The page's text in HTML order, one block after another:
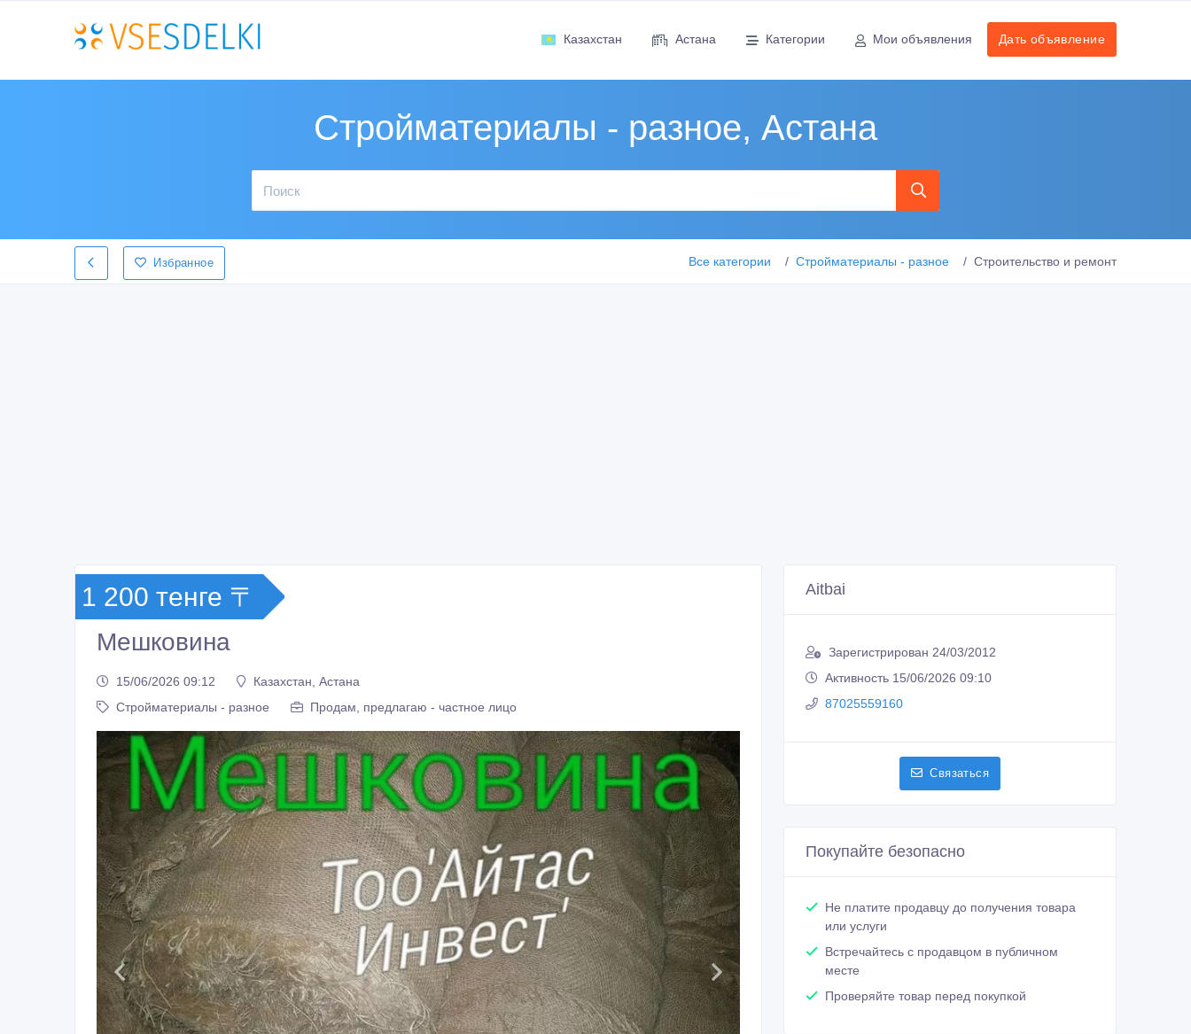
Казахстан Астана Категории Мои объявления Дать объявление
Стройматериалы - разное, Астана
Избранное Все категории Стройматериалы - разное Строительство и ремонт
1 200 тенге 〒
Мешковина
15/06/2026 09:12
Казахстан, Астана
Стройматериалы - разное
Продам, предлагаю - частное лицо
Aitbai
Зарегистрирован 24/03/2012
Активность 15/06/2026 09:10
87025559160
Связаться
Покупайте безопасно
Не платите продавцу до получения товара
или услуги
Встречайтесь с продавцом в публичном
месте
Проверяйте товар перед покупкой